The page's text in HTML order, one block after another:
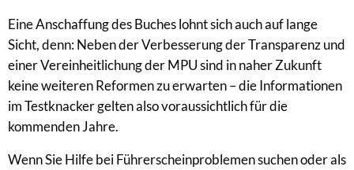
Eine Anschaffung des Buches lohnt sich auch auf lange
Sicht, denn: Neben der Verbesserung der Transparenz und
einer Vereinheitlichung der MPU sind in naher Zukunft
keine weiteren Reformen zu erwarten – die Informationen
im Testknacker gelten also voraussichtlich für die
kommenden Jahre.
Wenn Sie Hilfe bei Führerscheinproblemen suchen oder als